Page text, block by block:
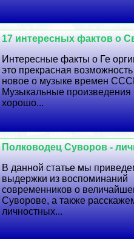
17 интересных фактов о
Интересные факты о Ге
это прекрасная возможность
новое о музыке времен
Музыкальные
хорошо...
Полководец Суворов -
В данной статье мы
выдержки из воспоминаний
современников о
Суворове, а также
личностных...